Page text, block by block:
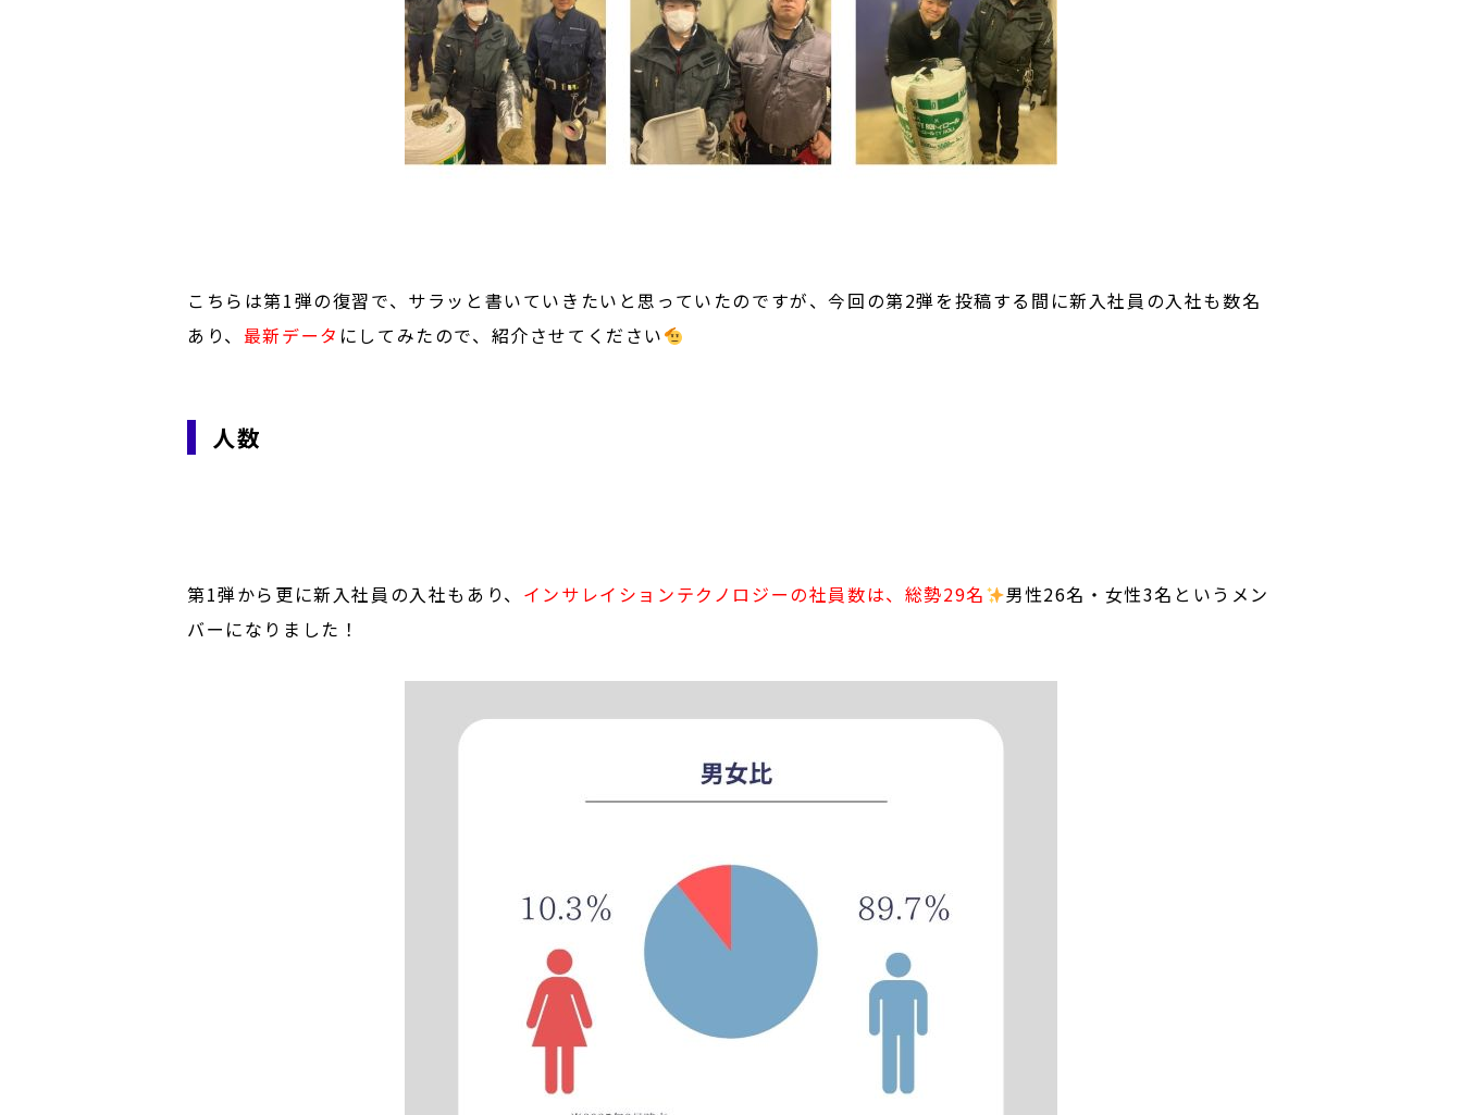
こちらは第1弾の復習で、サラッと書いていきたいと思っていたのですが、今回の第2弾を投稿する間に新入社員の入社も数名
あり、 最新データ にしてみたので、紹介させてください
人数
第1弾から更に新入社員の入社もあり、 インサレイションテクノロジーの社員数は、総勢29名
男性26名・女性3名というメン
バーになりました！